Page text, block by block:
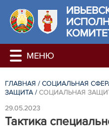
ГЛАВНАЯ / СОЦИАЛЬНАЯ
ЗАЩИТА / СОЦИАЛЬНАЯ
29.05.2023
Тактика